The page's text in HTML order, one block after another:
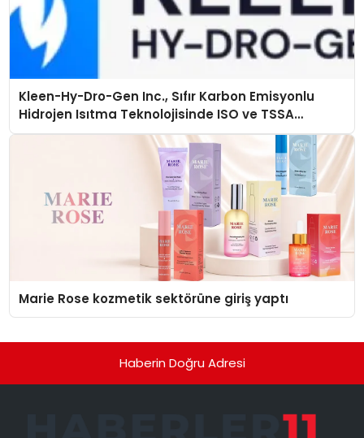
Kleen-Hy-Dro-Gen Inc., Sıfır Karbon Emisyonlu
Hidrojen Isıtma Teknolojisinde ISO ve TSSA
Düzenleyici Onaylarını Aldı
Marie Rose kozmetik sektörüne giriş yaptı
Haberin Doğru Adresi